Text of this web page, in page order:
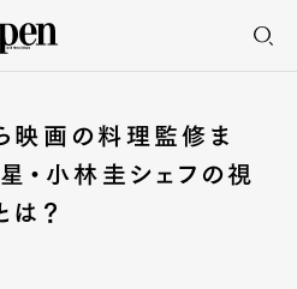
映画の料理監修ま
・小林圭シェフの視
は？